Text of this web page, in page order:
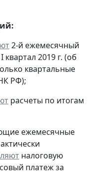
2-й ежемесячный
2019 г. (об
квартальные
РФ);
расчеты по итогам
ежемесячные
налоговую
платеж за